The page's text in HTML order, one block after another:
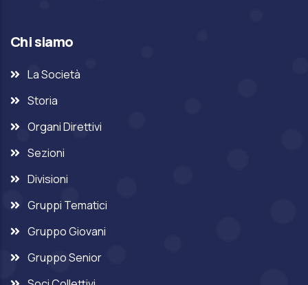
Chi siamo
La Società
Storia
Organi Direttivi
Sezioni
Divisioni
Gruppi Tematici
Gruppo Giovani
Gruppo Senior